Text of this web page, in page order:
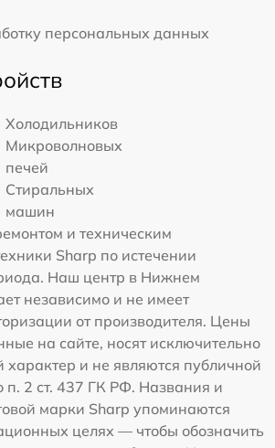
персональных данных
Холодильников
Микроволновых
печей
Стиральных
машин
и техническим
Sharp по истечении
Наш центр в Нижнем
независимо и не имеет
от производителя. Цены
на сайте, носят исключительно
характер и не являются публичной
п. 2 ст. 437 ГК РФ. Названия и
марки Sharp упоминаются
целях — чтобы обозначить